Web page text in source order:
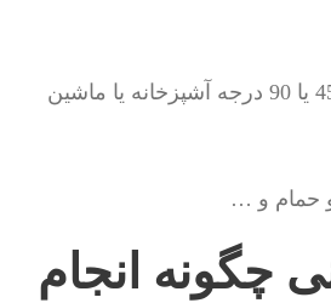
مثلا در زانویی های 45 یا 90 درجه آشپزخانه یا ماشین
حمام و …
چگونه انجام